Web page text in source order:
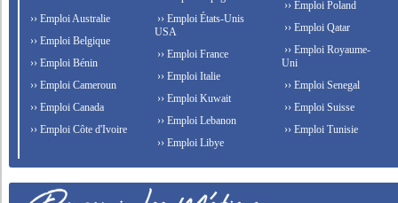
›› Emploi Australie
›› Emploi Belgique
›› Emploi Bénin
›› Emploi Cameroun
›› Emploi Canada
›› Emploi Côte d'Ivoire
›› Emploi États-Unis
USA
›› Emploi France
›› Emploi Italie
›› Emploi Kuwait
›› Emploi Lebanon
›› Emploi Libye
›› Emploi Poland
›› Emploi Qatar
›› Emploi Royaume-
Uni
›› Emploi Senegal
›› Emploi Suisse
›› Emploi Tunisie